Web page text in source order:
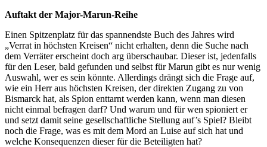
Auftakt der Major-Marun-Reihe
Einen Spitzenplatz für das spannendste Buch des Jahres wird
„Verrat in höchsten Kreisen“ nicht erhalten, denn die Suche nach
dem Verräter erscheint doch arg überschaubar. Dieser ist, jedenfalls
für den Leser, bald gefunden und selbst für Marun gibt es nur wenig
Auswahl, wer es sein könnte. Allerdings drängt sich die Frage auf,
wie ein Herr aus höchsten Kreisen, der direkten Zugang zu von
Bismarck hat, als Spion enttarnt werden kann, wenn man diesen
nicht einmal befragen darf? Und warum und für wen spioniert er
und setzt damit seine gesellschaftliche Stellung auf’s Spiel? Bleibt
noch die Frage, was es mit dem Mord an Luise auf sich hat und
welche Konsequenzen dieser für die Beteiligten hat?